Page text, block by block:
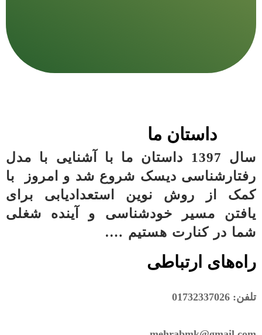
داستان ما
سال 1397 داستان ما با آشنایی با مدل
رفتارشناسی دیسک شروع شد و امروز با
کمک از روش نوین استعدادیابی برای
یافتن مسیر خودشناسی و آینده شغلی
شما در کنارت هستیم ….
راه‌های ارتباطی
تلفن: 01732337026